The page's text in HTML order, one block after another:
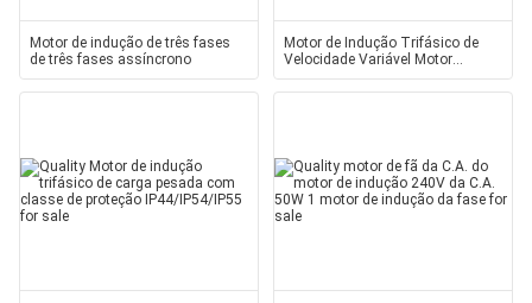
Motor de indução de três fases
de três fases assíncrono
Motor de Indução Trifásico de
Velocidade Variável Motor
Elétrico 600rpm 3 hp Motor de
Indução Trifásico Preço